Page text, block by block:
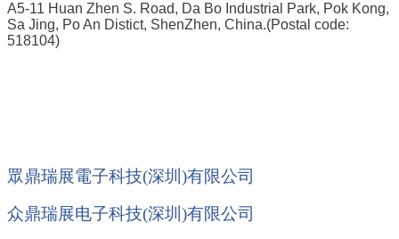
A5-11 Huan Zhen S. Road, Da Bo Industrial Park, Pok Kong,
Sa Jing, Po An Distict, ShenZhen, China.(Postal code:
518104)
眾鼎瑞展電子科技(深圳)有限公司
众鼎瑞展电子科技(深圳 )有限公司